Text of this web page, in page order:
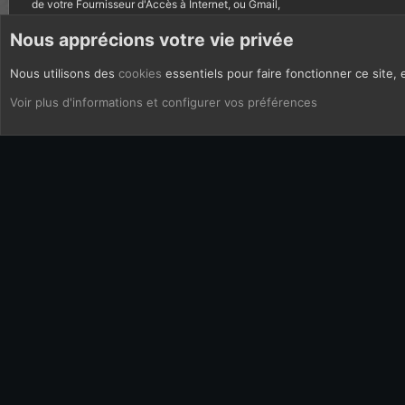
de votre Fournisseur d'Accès à Internet, ou Gmail,
CoOkies Français (FR)
Nous apprécions votre vie privée
Nous utilisons des cookies essentiels pour faire fonctionner ce site,
Voir plus d'informations et configurer vos préférences